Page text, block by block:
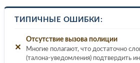
ТИПИЧНЫЕ ОШИБКИ:
✕
Отсутствие вызова полиции
Многие полагают, что достаточно
(талона-уведомления) подтвердить